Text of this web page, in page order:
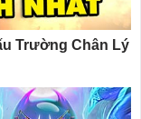
Trường Chân Lý